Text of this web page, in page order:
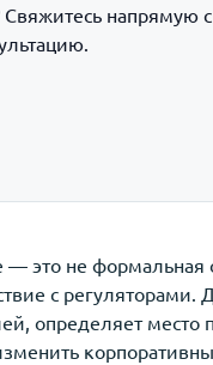
Свяжитесь напрямую с
— это не
с
определяет